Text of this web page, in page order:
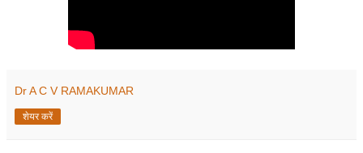
Dr A C V RAMAKUMAR
शेयर करें